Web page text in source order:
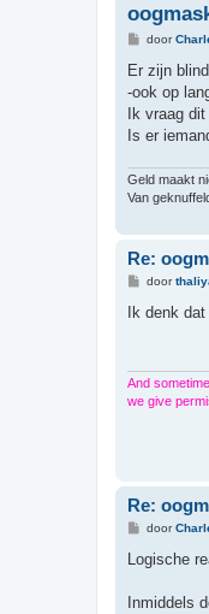
B
r
c
h
door
Er zijn
-ook op
Ik vraag dit
Is er
Geld maakt
Van
Re:
Bdoor
Ik denk
And
we give
Re:
B
r
h
door
Logische
Inmiddels